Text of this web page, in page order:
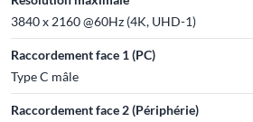
3840 x 2160 @60Hz (4K, UHD-1)
Raccordement face 1 (PC)
Type C mâle
Raccordement face 2 (Périphérie)